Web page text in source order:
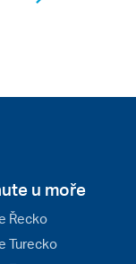
u moře
Řecko
Turecko